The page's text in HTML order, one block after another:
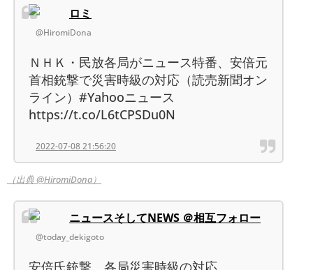
ロミ
@HiromiDona
ＮＨＫ・民放各局がニュース特番、安倍元
首相銃撃で災害時級の対応（読売新聞オン
ライン）#Yahooニュース
https://t.co/L6tCPSDu0N
2022-07-08 21:56:20
（出典 @HiromiDona）
ニュースそしてNEWS ＠相互フォロー
@today_dekigoto
安倍氏銃撃 各局災害時級の対応